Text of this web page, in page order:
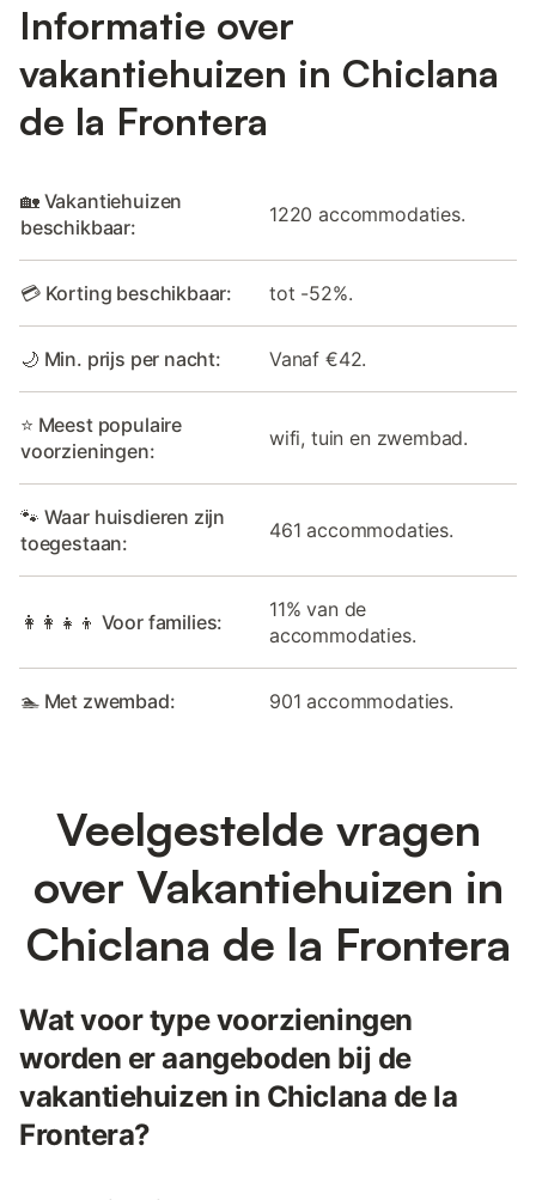
Informatie over
vakantiehuizen in Chiclana
de la Frontera
🏡 Vakantiehuizen
beschikbaar:
1220 accommodaties.
💳 Korting beschikbaar: tot -52%.
🌙 Min. prijs per nacht: Vanaf €42.
⭐ Meest populaire
voorzieningen:
wifi, tuin en zwembad.
🐾 Waar huisdieren zijn
toegestaan:
461 accommodaties.
👩‍👩‍👧‍👦 Voor families:
11% van de
accommodaties.
🏊 Met zwembad: 901 accommodaties.
Veelgestelde vragen
over Vakantiehuizen in
Chiclana de la Frontera
Wat voor type voorzieningen
worden er aangeboden bij de
vakantiehuizen in Chiclana de la
Frontera?